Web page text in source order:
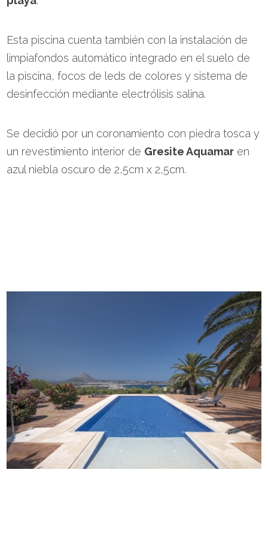
Esta piscina cuenta también con la instalación de
limpiafondos automático integrado en el suelo de
la piscina, focos de leds de colores y sistema de
desinfección mediante electrólisis salina.
Se decidió por un coronamiento con piedra tosca y
un revestimiento interior de Gresite Aquamar en
azul niebla oscuro de 2,5cm x 2,5cm.